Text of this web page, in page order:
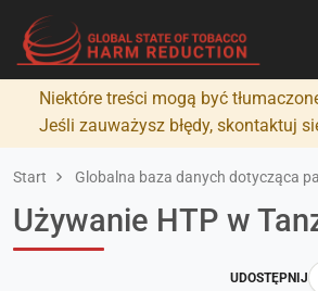
Niektóre treści mogą być
Jeśli zauważysz błędy, skontaktuj
Start Globalna baza danych dotycząca
UDOSTĘPNIJ
Używanie HTP w